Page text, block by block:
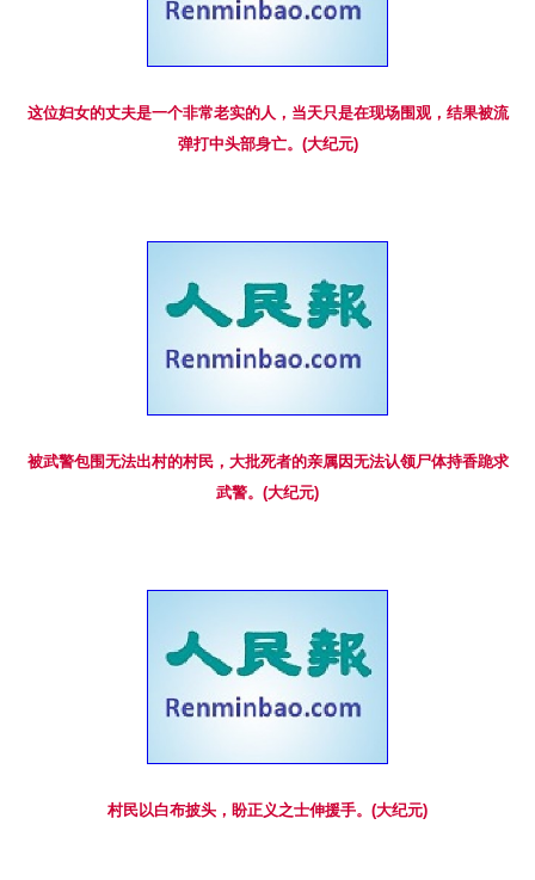
这位妇女的丈夫是一个非常老实的人，当天只是在现场围观，结果被流
弹打中头部身亡。(大纪元)
被武警包围无法出村的村民，大批死者的亲属因无法认领尸体持香跪求
武警。(大纪元)
村民以白布披头，盼正义之士伸援手。(大纪元)